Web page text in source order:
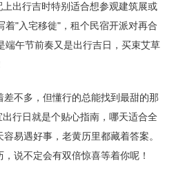
出行吉时特别适合想参观建筑展或
着"入宅移徙"，租个民宿开派对再合
端午节前奏又是出行吉日，买束艾草
不多，但懂行的总能找到最甜的那
行日就是个贴心指南，哪天适合全
易遇好事，老黄历里都藏着答案。
说不定会有双倍惊喜等着你呢！